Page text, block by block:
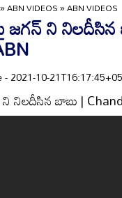
»ABN VIDEOS»ABN VIDEOS
ని నిలదీసిన
2021-10-
బాబు |